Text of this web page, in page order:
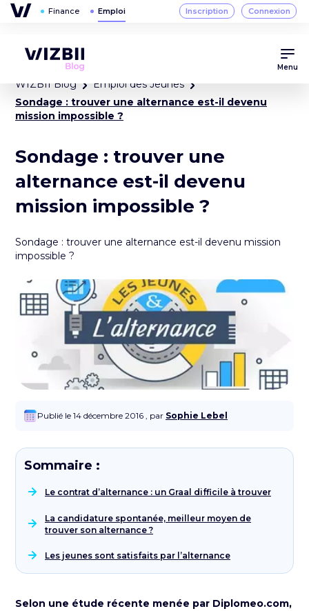
Menu
WIZBII Blog
Emploi des Jeunes
Sondage : trouver une alternance est-il devenu
mission impossible ?
Sondage : trouver une
alternance est-il devenu
mission impossible ?
Sondage : trouver une alternance est-il devenu mission
impossible ?
Publié le 14 décembre 2016 , par Sophie Lebel
Sommaire :
Le contrat d’alternance : un Graal difficile à trouver
La candidature spontanée, meilleur moyen de
trouver son alternance ?
Les jeunes sont satisfaits par l’alternance
Selon une étude récente menée par Diplomeo.com,